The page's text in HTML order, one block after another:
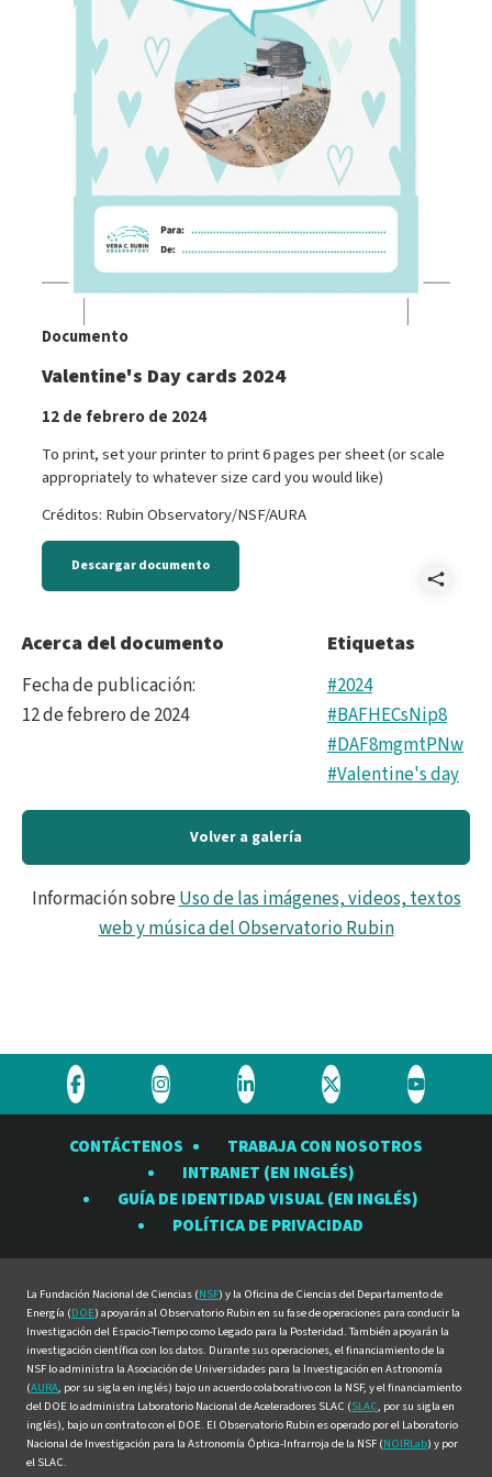
Documento
Valentine's Day cards 2024
12 de febrero de 2024
To print, set your printer to print 6 pages per sheet (or scale
appropriately to whatever size card you would like)
Créditos: Rubin Observatory/NSF/AURA
Descargar documento
Day
Acerca del documento
Fecha de publicación:
12 de febrero de 2024
Etiquetas
#2024
#BAFHECsNip8
#DAF8mgmtPNw
#Valentine's day
Volver a galería
Información sobreUso de las imágenes, videos, textos
web y música del Observatorio Rubin
Visite
Observatorio
Visite
Observatorio
Rubin
en
Visite
Observatorio
Rubin
en
Visite
Observatorio
Rubin
en
Visite
Rubin
en
CONTÁCTENOS
TRABAJA CON NOSOTROS
INTRANET (EN INGLÉS)
GUÍA DE IDENTIDAD VISUAL (EN INGLÉS)
POLÍTICA DE PRIVACIDAD
La Fundación Nacional de Ciencias (NSF) y la Oficina de Ciencias del Departamento de
Energía (DOE) apoyarán al Observatorio Rubin en su fase de operaciones para conducir la
Investigación del Espacio-Tiempo como Legado para la Posteridad. También apoyarán la
investigación científica con los datos. Durante sus operaciones, el financiamiento de la
NSF lo administra la Asociación de Universidades para la Investigación en Astronomía
(AURA, por su sigla en inglés) bajo un acuerdo colaborativo con la NSF, y el financiamiento
del DOE lo administra Laboratorio Nacional de Aceleradores SLAC (SLAC, por su sigla en
inglés), bajo un contrato con el DOE. El Observatorio Rubin es operado por el Laboratorio
Nacional de Investigación para la Astronomía Óptica-Infrarroja de la NSF (NOIRLab) y por
el SLAC.